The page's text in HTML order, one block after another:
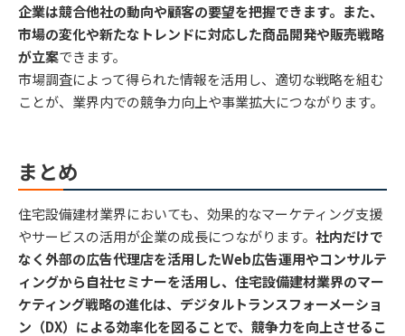
企業は競合他社の動向や顧客の要望を把握できます。また、
市場の変化や新たなトレンドに対応した商品開発や販売戦略
が立案できます。
市場調査によって得られた情報を活用し、適切な戦略を組む
ことが、業界内での競争力向上や事業拡大につながります。
まとめ
住宅設備建材業界においても、効果的なマーケティング支援
やサービスの活用が企業の成長につながります。 社内だけで
なく外部の広告代理店を活用したWeb広告運用やコンサルテ
ィングから自社セミナーを活用し、住宅設備建材業界のマー
ケティング戦略の進化は、デジタルトランスフォーメーショ
ン（DX）による効率化を図ることで、競争力を向上させるこ